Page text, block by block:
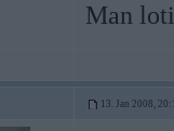
Man
13. Jan 2008,